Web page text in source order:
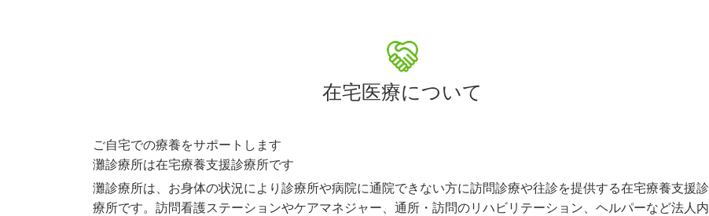
在宅医療について
ご自宅での療養をサポートします
灘診療所は在宅療養支援診療所です
灘診療所は、お身体の状況により診療所や病院に通院できない方に訪問診療や往診を提供する在宅療養支援診
療所です。訪問看護ステーションやケアマネジャー、通所・訪問のリハビリテーション、ヘルパーなど法人内